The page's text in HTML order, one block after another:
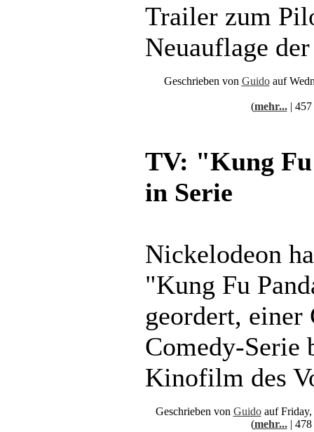
Trailer zum
Neuauflage
Geschrieben von Guidoauf
(mehr...| 457
TV: "Kung
in Serie
Nickelodeon
"Kung Fu
geordert,
Comedy-Serie
Kinofilm des
Geschrieben von Guidoauf Friday,
(mehr...| 478